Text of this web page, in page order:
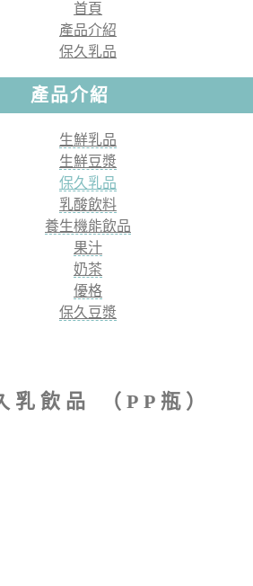
首頁
產品介紹
保久乳品
產品介紹
生鮮乳品
生鮮豆漿
保久乳品
乳酸飲料
養生機能飲品
果汁
奶茶
優格
保久豆漿
乳飲品 （PP瓶）